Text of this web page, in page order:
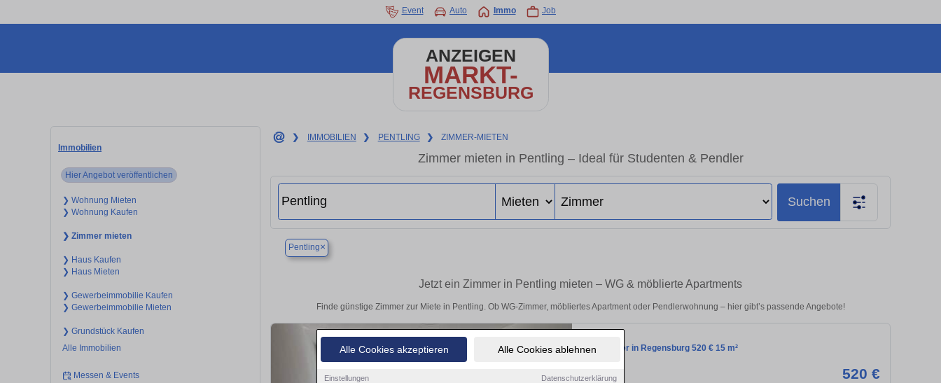
Alle Cookies akzeptieren Alle Cookies ablehnen
Einstellungen Datenschutzerklärung
Event Auto Immo Job
ANZEIGEN
MARKT-
REGENSBURG
Immobilien
Hier Angebot veröffentlichen
❯ Wohnung Mieten
❯ Wohnung Kaufen
❯ Zimmer mieten
❯ Haus Kaufen
❯ Haus Mieten
❯ Gewerbeimmobilie Kaufen
❯ Gewerbeimmobilie Mieten
❯ Grundstück Kaufen
Alle Immobilien
Messen & Events
❯ IMMOBILIEN ❯ PENTLING ❯ ZIMMER-MIETEN
Zimmer mieten in Pentling – Ideal für Studenten & Pendler
Suchen
Pentling×
Jetzt ein Zimmer in Pentling mieten – WG & möblierte Apartments
Finde günstige Zimmer zur Miete in Pentling. Ob WG-Zimmer, möbliertes Apartment oder Pendlerwohnung – hier gibt’s passende Angebote!
WG-Zimmer in Regensburg 520 € 15 m²
520 €